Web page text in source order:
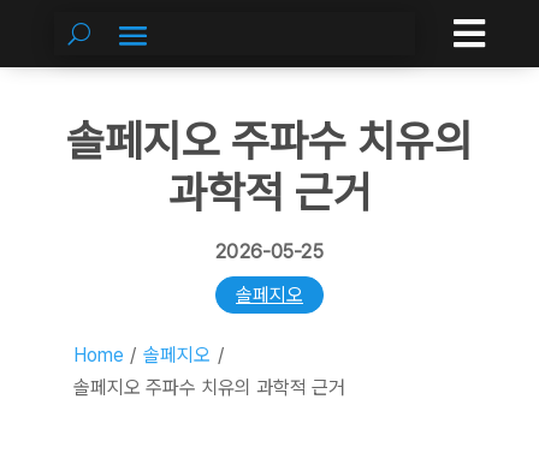

솔페지오 주파수 치유의
과학적 근거
2026-05-25
솔페지오
Home / 솔페지오 /
솔페지오 주파수 치유의 과학적 근거